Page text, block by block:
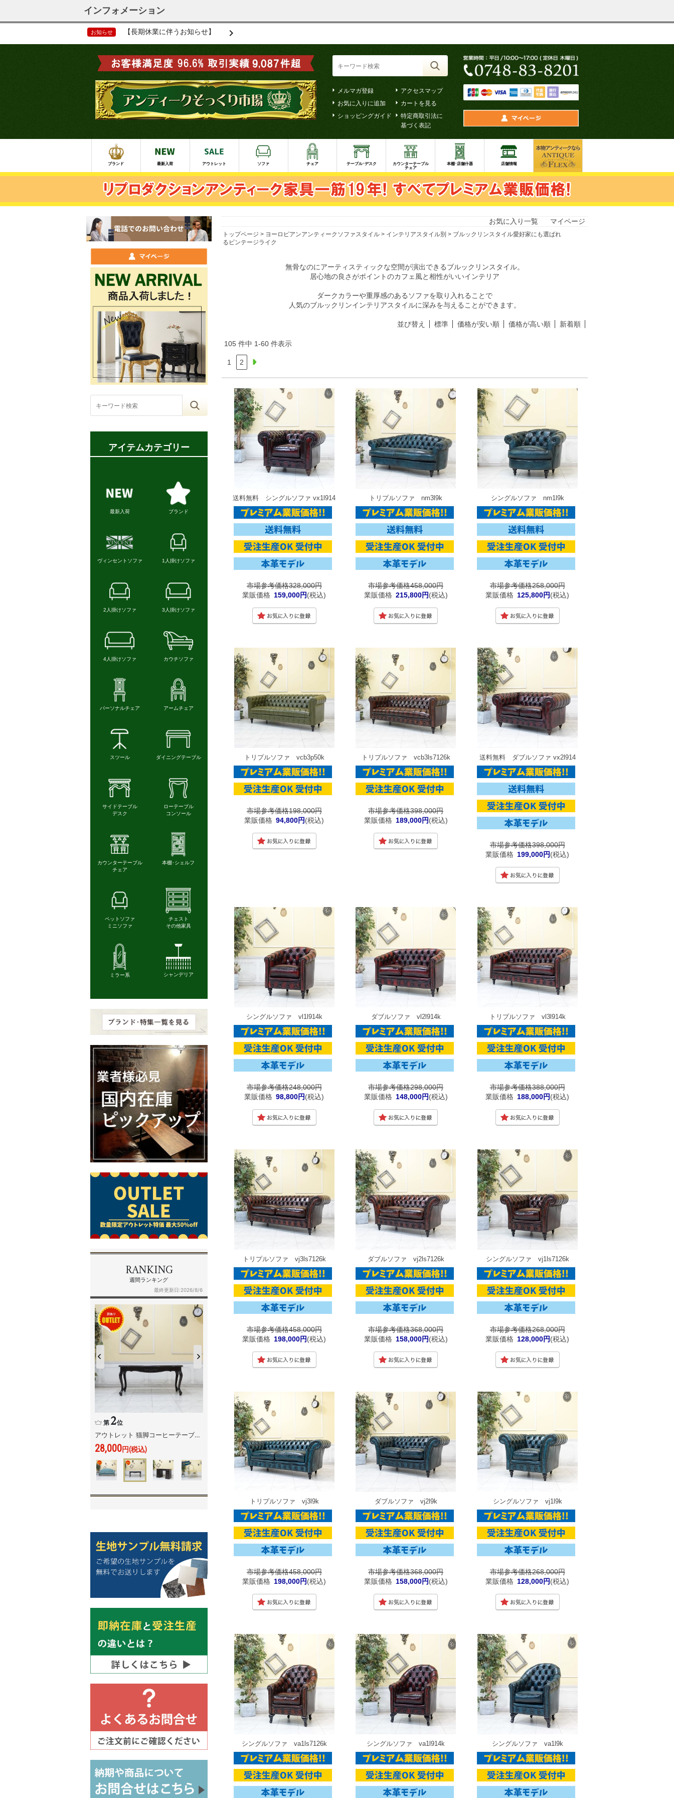
お気に入り一覧 マイページ
トップページ > ヨーロピアンアンティークソファスタイル > インテリアスタイル別 > ブルックリンスタイル愛好家にも選ばれ
るビンテージライク
無骨なのにアーティスティックな空間が演出できるブルックリンスタイル。
居心地の良さがポイントのカフェ風と相性がいいインテリア
ダークカラーや重厚感のあるソファを取り入れることで
人気のブルックリンインテリアスタイルに深みを与えることができます。
並び替え 標準 価格が安い順 価格が高い順 新着順
105 件中 1-60 件表示
1 2
送料無料 シングルソファ vx1l914
市場参考価格328,000円
業販価格 159,000円(税込)
トリプルソファ nm3l9k
市場参考価格458,000円
業販価格 215,800円(税込)
シングルソファ nm1l9k
市場参考価格258,000円
業販価格 125,800円(税込)
トリプルソファ vcb3p50k
市場参考価格198,000円
業販価格 94,800円(税込)
トリプルソファ vcb3ls7126k
市場参考価格398,000円
業販価格 189,000円(税込)
送料無料 ダブルソファ vx2l914
市場参考価格398,000円
業販価格 199,000円(税込)
シングルソファ vl1l914k
市場参考価格248,000円
業販価格 98,800円(税込)
ダブルソファ vl2l914k
市場参考価格298,000円
業販価格 148,000円(税込)
トリプルソファ vl3l914k
市場参考価格388,000円
業販価格 188,000円(税込)
トリプルソファ vj3ls7126k
市場参考価格458,000円
業販価格 198,000円(税込)
ダブルソファ vj2ls7126k
市場参考価格368,000円
業販価格 158,000円(税込)
シングルソファ vj1ls7126k
市場参考価格268,000円
業販価格 128,000円(税込)
トリプルソファ vj3l9k
市場参考価格458,000円
業販価格 198,000円(税込)
ダブルソファ vj2l9k
市場参考価格368,000円
業販価格 158,000円(税込)
シングルソファ vj1l9k
市場参考価格268,000円
業販価格 128,000円(税込)
シングルソファ va1ls7126k シングルソファ va1l914k シングルソファ va1l9k